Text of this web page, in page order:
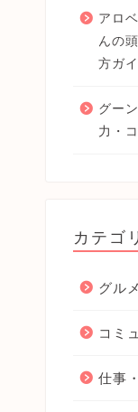
アロ
んの
方ガ
グー
力・
カテゴ
グル
コミ
仕事